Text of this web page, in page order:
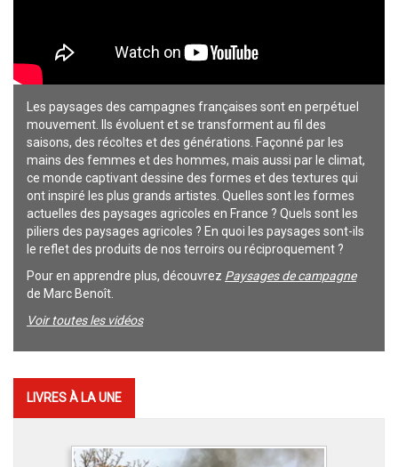
Les paysages des campagnes françaises sont en perpétuel
mouvement. Ils évoluent et se transforment au fil des
saisons, des récoltes et des générations. Façonné par les
mains des femmes et des hommes, mais aussi par le climat,
ce monde captivant dessine des formes et des textures qui
ont inspiré les plus grands artistes. Quelles sont les formes
actuelles des paysages agricoles en France ? Quels sont les
piliers des paysages agricoles ? En quoi les paysages sont-ils
le reflet des produits de nos terroirs ou réciproquement ?
Pour en apprendre plus, découvrez Paysages de campagne
de Marc Benoît.
Voir toutes les vidéos
LIVRES À LA UNE